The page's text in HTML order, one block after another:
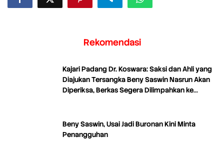
Rekomendasi
Kajari Padang Dr. Koswara: Saksi dan Ahli yang
Diajukan Tersangka Beny Saswin Nasrun Akan
Diperiksa, Berkas Segera Dilimpahkan ke
Beny Saswin, Usai Jadi Buronan Kini Minta
Penangguhan